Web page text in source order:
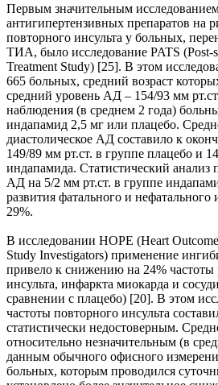
Первым значительным
антигипертензивных препаратов на
повторного инсульта у больных,
ТИА, было исследование PATS (Post-
Treatment Study) [25]. В этом
665 больных, средний возраст
средний уровень АД – 154/93 мм
наблюдения (в среднем 2 года)
индапамид 2,5 мг или плацебо.
диастолическое АД составило к
149/89 мм рт.ст. в группе плацебо и
индапамида. Статистический анализ
АД на 5/2 мм рт.ст. в группе
развития фатального и нефатального
29%.
В исследовании HOPE (Heart
Study Investigators) применение
привело к снижению на 24% частоты
инсульта, инфаркта миокарда и
сравнении с плацебо) [20]. В этом
частоты повторного инсульта
статистически недостоверным.
относительно незначительным (в
данным обычного офисного
больных, которым проводился